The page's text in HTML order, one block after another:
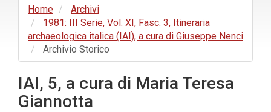
Home
Archivi
1981: III Serie, Vol. XI, Fasc. 3, Itineraria
archaeologica italica (IAI), a cura di Giuseppe Nenci
Archivio Storico
IAI, 5, a cura di Maria Teresa
Giannotta